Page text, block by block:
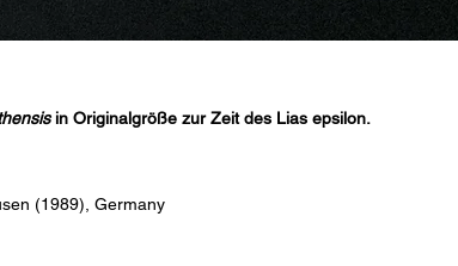
in Originalgröße zur Zeit des Lias epsilon.
(1989), Germany